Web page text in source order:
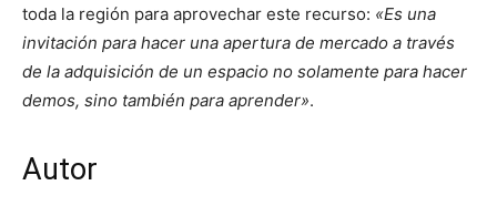
toda la región para aprovechar este recurso: «Es una
invitación para hacer una apertura de mercado a través
de la adquisición de un espacio no solamente para hacer
demos, sino también para aprender».
Autor